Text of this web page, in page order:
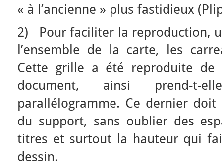
« à l’ancienne » plus fastidieux
2) Pour faciliter la reproduction,
l’ensemble de la carte, les
Cette grille a été reproduite de
document, ainsi prend-
parallélogramme. Ce dernier doit
du support, sans oublier des
titres et surtout la hauteur qui
dessin.